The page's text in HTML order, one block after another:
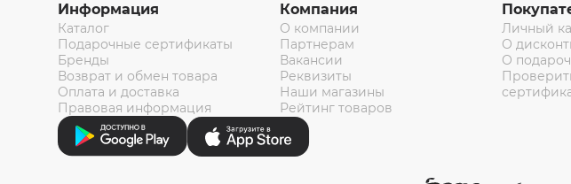
Информация
Каталог
Подарочные сертификаты
Бренды
Возврат и обмен товара
Оплата и доставка
Правовая информация
Компания
О компании
Партнерам
Вакансии
Реквизиты
Наши магазины
Рейтинг товаров
Личный
О
О